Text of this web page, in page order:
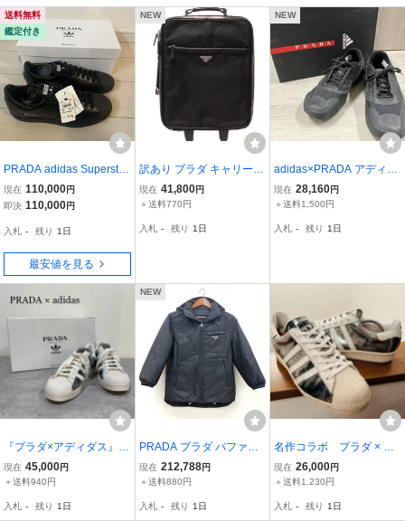
送料無料
鑑定付き
PRADA adidas Superstar
Black FW6679 プラダ ア
ディダス スーパースター
現在 110,000円
即決 110,000円
入札 - 残り 1日
最安値を見る
NEW
訳あり プラダ キャリーケ
ース スーツケース レディ
ース メンズ PRADA
現在 41,800円
＋送料770円
入札 - 残り 1日
NEW
adidas×PRADA アディダ
ス×プラダ A+P LUNA RO
SSA 21 G57868 24cm ス
存袋あり
現在 28,160円
＋送料1,500円
入札 - 残り 1日
『プラダ×アディダス』
(26.5) メタリックSUPER
STAR
現在 45,000円
＋送料940円
入札 - 残り 1日
NEW
PRADA プラダ パファー
ジ ジャケット ダウン フ
ーディ ジャンバー 七分袖
現在 212,788円
＋送料880円
入札 - 残り 1日
名作コラボ プラダ × ア
ディダス オリジナルス ス
ーパースター メタリック
現在 26,000円
＋送料1,230円
入札 - 残り 1日